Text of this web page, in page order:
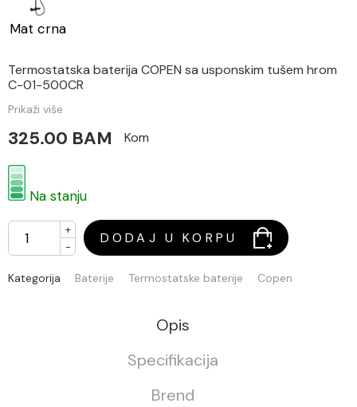
Mat crna
Termostatska baterija COPEN sa usponskim tušem hrom
C-01-500CR
Prikaži više
325.00 BAM Kom
Na stanju
+
-
DODAJ U KORPU
Kategorija Baterije Termostatske baterije Copen
Opis
Specifikacija
Brend